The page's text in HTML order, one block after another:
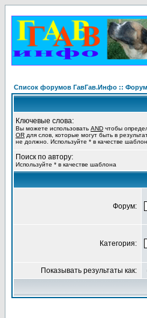
Список форумов ГавГав.Инфо :: Форум
Ключевые слова:
Вы можете использовать AND чтобы
OR для слов, которые могут быть в
не должно. Используйте * в качестве
Поиск по автору:
Используйте * в качестве шаблона
Форум:
Категория:
Показывать результаты как: